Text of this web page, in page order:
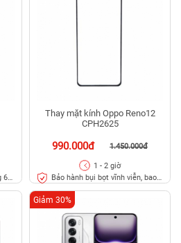
6
Thay mặt kính Oppo Reno12
CPH2625
990.000đ 1.450.000đ
1 - 2 giờ
Bảo hành bụi bọt vĩnh viễn, bao
Giảm 30%